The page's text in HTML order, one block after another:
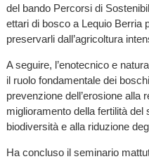
del bando Percorsi di
ettari di bosco a Lequio Berria
preservarli dall’agricoltura
A seguire, l’enotecnico e
il ruolo fondamentale dei
prevenzione dell’erosione alla
miglioramento della fertilità del
biodiversità e alla riduzione
Ha concluso il seminario